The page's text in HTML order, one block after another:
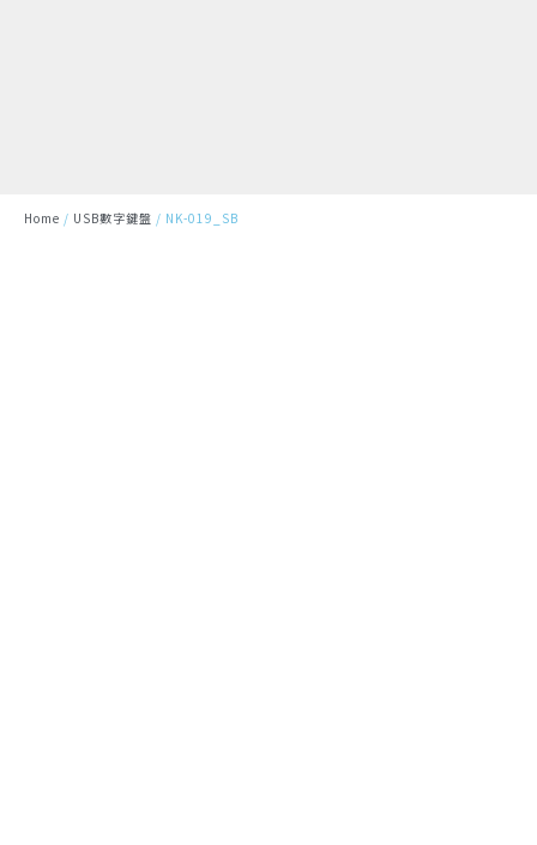
Home / USB數字鍵盤 / NK-019_SB